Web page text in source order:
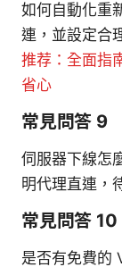
如何自動化重
連，並設定合
推荐：全面指
省心
常見問答 9
伺服器下線怎
明代理直連，
常見問答 10
是否有免費的